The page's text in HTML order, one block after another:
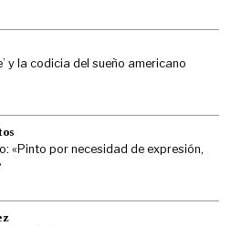
y la codicia del sueño americano
«Pinto por necesidad de expresión,